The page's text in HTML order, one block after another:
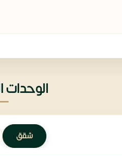
الوحدات
شقق